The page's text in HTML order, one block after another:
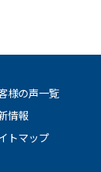
様の声一覧
情報
トマップ